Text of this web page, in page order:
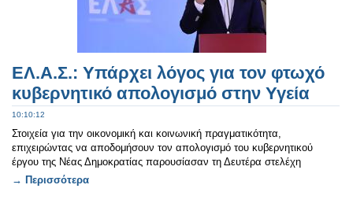
ΕΛ.Α.Σ.: Υπάρχει λόγος για τον φτωχό
κυβερνητικό απολογισμό στην Υγεία
10:10:12
Στοιχεία για την οικονομική και κοινωνική πραγματικότητα,
επιχειρώντας να αποδομήσουν τον απολογισμό του κυβερνητικού
έργου της Νέας Δημοκρατίας παρουσίασαν τη Δευτέρα στελέχη
→ Περισσότερα